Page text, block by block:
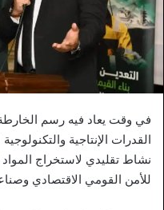
في وقت يعاد فيه رسم الخارطة
القدرات الإنتاجية
نشاط تقليدي لاستخراج
للأمن القومي الاقتصادي